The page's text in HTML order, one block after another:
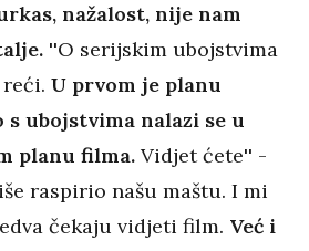
nažalost, nije nam
''O serijskim ubojstvima
U prvom je planu
s ubojstvima nalazi se u
planu filma. Vidjet ćete'' -
raspirio našu maštu. I mi
čekaju vidjeti film. Već i